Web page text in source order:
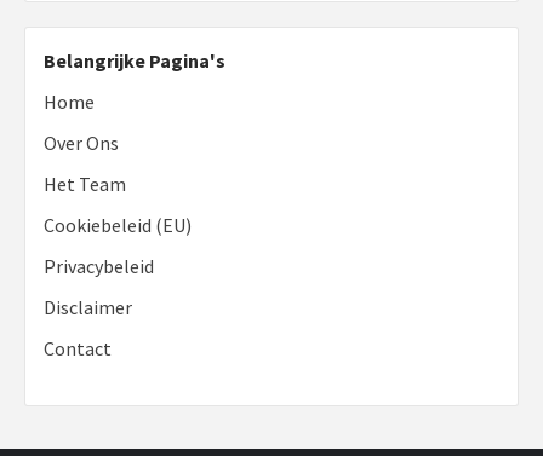
Belangrijke Pagina's
Home
Over Ons
Het Team
Cookiebeleid (EU)
Privacybeleid
Disclaimer
Contact